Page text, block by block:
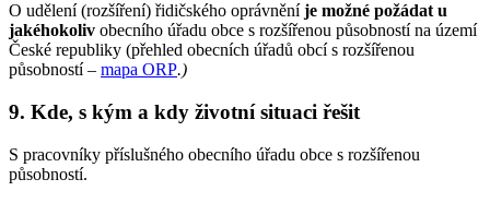
O udělení (rozšíření) řidičského oprávněníje možné požádat u
jakéhokoliv obecního úřadu obce s rozšířenou působností na území
České republiky (přehled obecních úřadů obcí s rozšířenou
působností – mapa ORP.)
9. Kde, s kým a kdy životní situaci řešit
S pracovníky příslušného obecního úřadu obce s rozšířenou
působností.